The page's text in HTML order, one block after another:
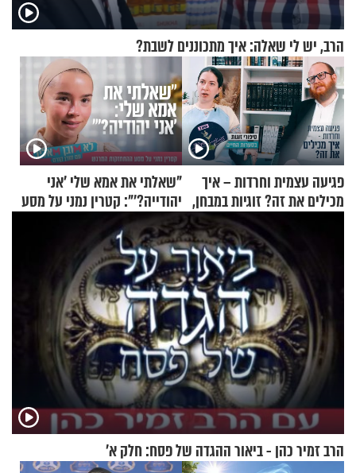
הרב, יש לי שאלה: איך מתכוננים לשבת?
פגיעה עצמית וחרדות – איך
מכילים את זה? זוגיות במבחן,
הפעם עם יהודית ואלתר כהן
"שאלתי את אמא שלי 'אני
יהודייה?'": קטרין נמני על מסע
ההתחזקות המרגש
הרב זמיר כהן - ביאור ההגדה של פסח: חלק א’